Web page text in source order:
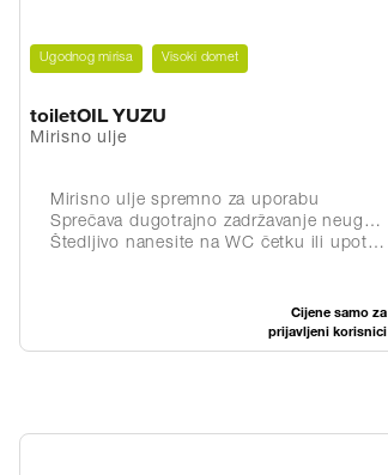
Ugodnog mirisa Visoki domet
toiletOIL YUZU
Mirisno ulje
Mirisno ulje spremno za uporabu
Sprečava dugotrajno zadržavanje neugodnih mirisa
Štedljivo nanesite na WC četku ili upotrijebite s mirisnim štapićima
Cijene samo za
prijavljeni korisnici